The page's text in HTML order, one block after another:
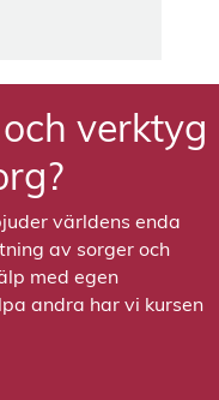
verktyg
världens enda
av sorger och
med egen
andra har vi kursen